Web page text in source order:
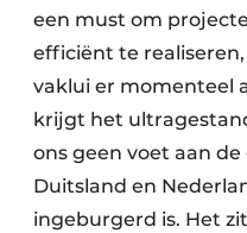
een must om
efficiënt te realiseren,
vaklui er momenteel
krijgt het
ons geen voet aan
Duitsland en
ingeburgerd is. Het